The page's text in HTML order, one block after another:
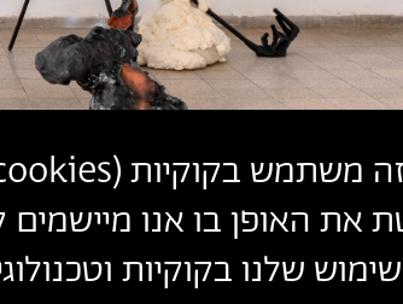
משתמש בקוקיות (
את האופן בו אנו
שלנו בקוקיות